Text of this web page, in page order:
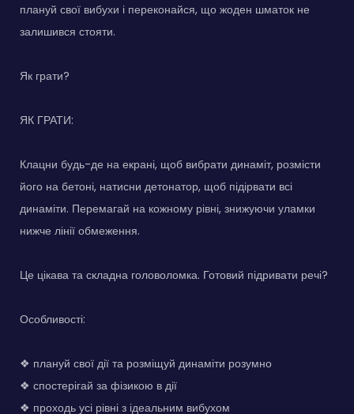
плануй свої вибухи і переконайся, що жоден шматок не
залишився стояти.
Як грати?
ЯК ГРАТИ:
Клацни будь-де на екрані, щоб вибрати динаміт, розмісти
його на бетоні, натисни детонатор, щоб підірвати всі
динаміти. Перемагай на кожному рівні, знижуючи уламки
нижче лінії обмеження.
Це цікава та складна головоломка. Готовий підривати речі?
Особливості:
❖ плануй свої дії та розміщуй динаміти розумно
❖ спостерігай за фізикою в дії
❖ проходь усі рівні з ідеальним вибухом